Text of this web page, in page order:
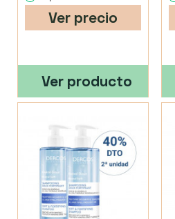
Ver precio
Ver producto